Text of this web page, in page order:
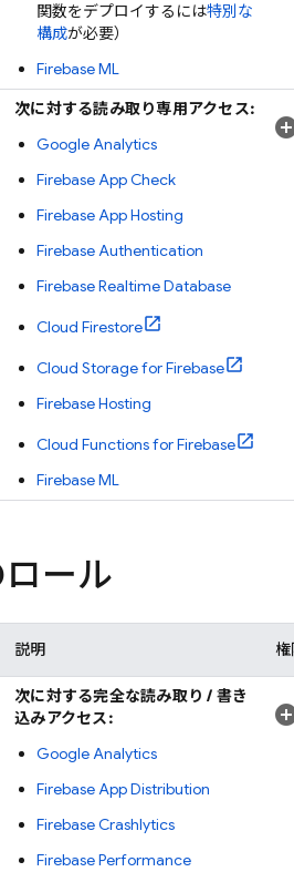
関数をデプロイするには特別な
構成が必要）
Firebase ML
次に対する読み取り専用アクセス:
Google Analytics
Firebase App Check
Firebase App Hosting
Firebase Authentication
Firebase Realtime Database
Cloud Firestore
Cloud Storage for Firebase
Firebase Hosting
Cloud Functions for Firebase
Firebase ML
ール
説明 権
次に対する完全な読み取り / 書き
込みアクセス:
Google Analytics
Firebase App Distribution
Firebase Crashlytics
Firebase Performance